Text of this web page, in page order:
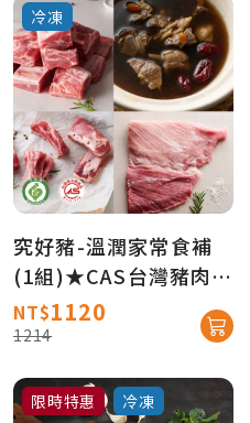
冷凍
究好豬-溫潤家常食補
(1組)★CAS台灣豬肉★
產銷履歷【產地直送免
運】
NT$1120
1214
限時特惠 冷凍